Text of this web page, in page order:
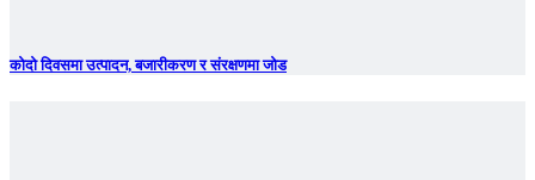
कोदो दिवसमा उत्पादन, बजारीकरण र संरक्षणमा जोड